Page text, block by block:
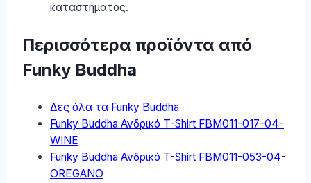
καταστήματος.
Περισσότερα προϊόντα από
Funky Buddha
Δες όλα τα Funky Buddha
Funky Buddha Ανδρικό T-Shirt FBM011-017-04-
WINE
Funky Buddha Ανδρικό T-Shirt FBM011-053-04-
OREGANO